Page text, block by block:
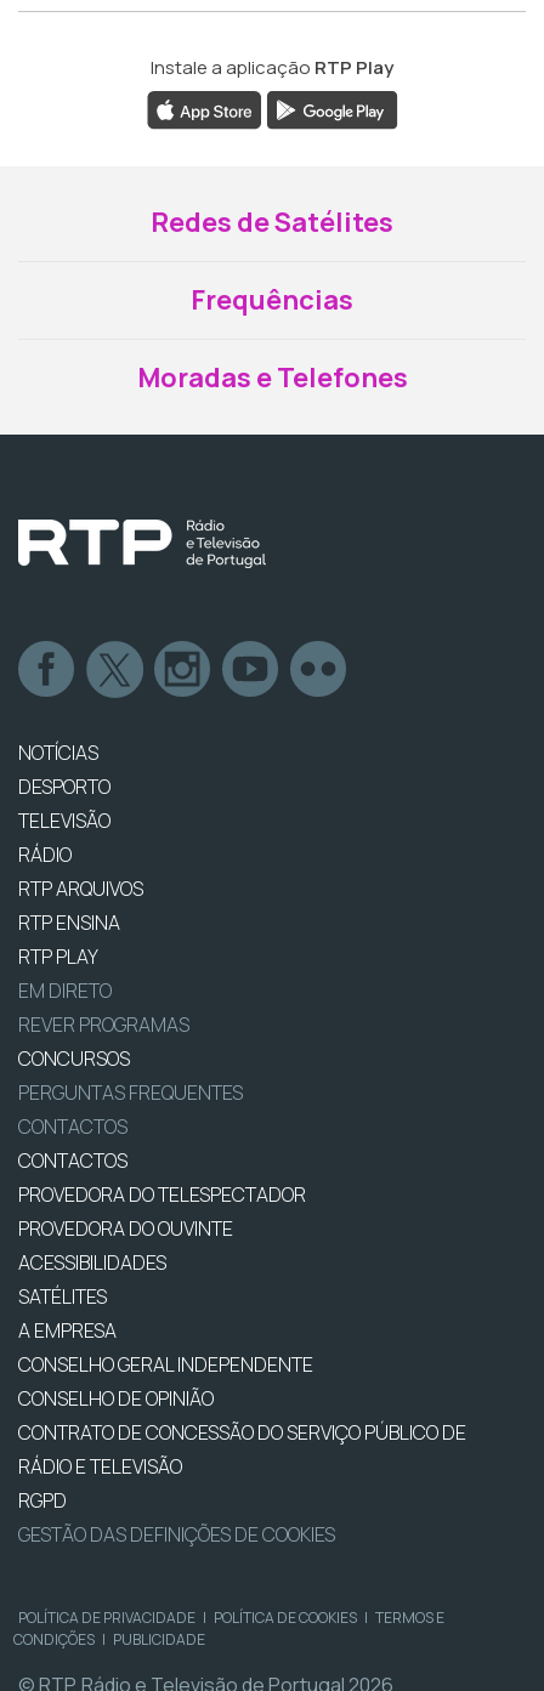
Instale a aplicação RTP Play
Redes de Satélites
Frequências
Moradas e Telefones
NOTÍCIAS
DESPORTO
TELEVISÃO
RÁDIO
RTP ARQUIVOS
RTP ENSINA
RTP PLAY
EM DIRETO
REVER PROGRAMAS
CONCURSOS
PERGUNTAS FREQUENTES
CONTACTOS
CONTACTOS
PROVEDORA DO TELESPECTADOR
PROVEDORA DO OUVINTE
ACESSIBILIDADES
SATÉLITES
A EMPRESA
CONSELHO GERAL INDEPENDENTE
CONSELHO DE OPINIÃO
CONTRATO DE CONCESSÃO DO SERVIÇO PÚBLICO DE
RÁDIO E TELEVISÃO
RGPD
GESTÃO DAS DEFINIÇÕES DE COOKIES
POLÍTICA DE PRIVACIDADE | POLÍTICA DE COOKIES | TERMOS E
CONDIÇÕES | PUBLICIDADE
© RTP, Rádio e Televisão de Portugal 2026